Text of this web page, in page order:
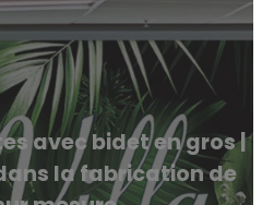
avec bidet en gros |
la fabrication de